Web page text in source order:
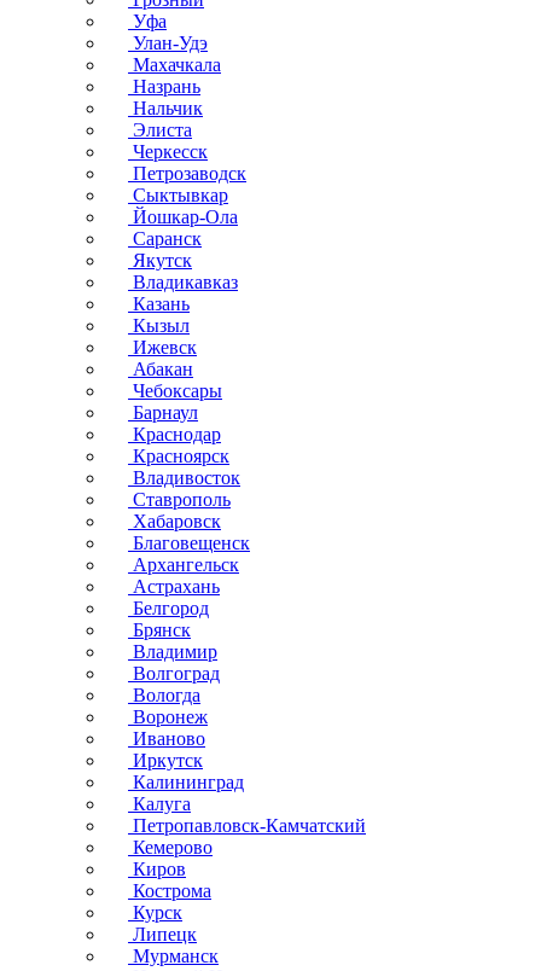
Уфа
Улан-Удэ
Махачкала
Назрань
Нальчик
Элиста
Черкесск
Петрозаводск
Сыктывкар
Йошкар-Ола
Саранск
Якутск
Владикавказ
Казань
Кызыл
Ижевск
Абакан
Чебоксары
Барнаул
Краснодар
Красноярск
Владивосток
Ставрополь
Хабаровск
Благовещенск
Архангельск
Астрахань
Белгород
Брянск
Владимир
Волгоград
Вологда
Воронеж
Иваново
Иркутск
Калининград
Калуга
Петропавловск-Камчатский
Кемерово
Киров
Кострома
Курск
Липецк
Мурманск